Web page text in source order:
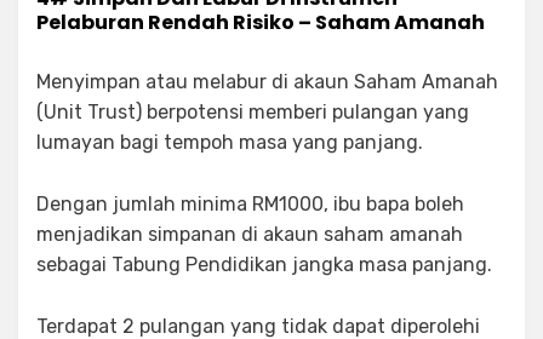
Pelaburan Rendah Risiko – Saham Amanah
Menyimpan atau melabur di akaun Saham Amanah
(Unit Trust) berpotensi memberi pulangan yang
lumayan bagi tempoh masa yang panjang.
Dengan jumlah minima RM1000, ibu bapa boleh
menjadikan simpanan di akaun saham amanah
sebagai Tabung Pendidikan jangka masa panjang.
Terdapat 2 pulangan yang tidak dapat diperolehi